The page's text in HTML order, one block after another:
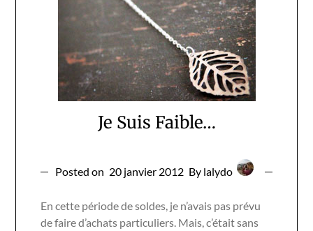
Je Suis Faible…
Posted on 20 janvier 2012 By lalydo
En cette période de soldes, je n’avais pas prévu
de faire d’achats particuliers. Mais, c’était sans